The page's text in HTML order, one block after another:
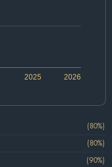
2026
2025
(80%)
(80%)
(90%)